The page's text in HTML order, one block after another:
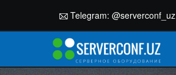
Telegram: @serverconf_uz